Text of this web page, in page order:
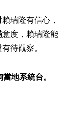
瑞隆有信心，
度，賴瑞隆能
待觀察。
地系統台。